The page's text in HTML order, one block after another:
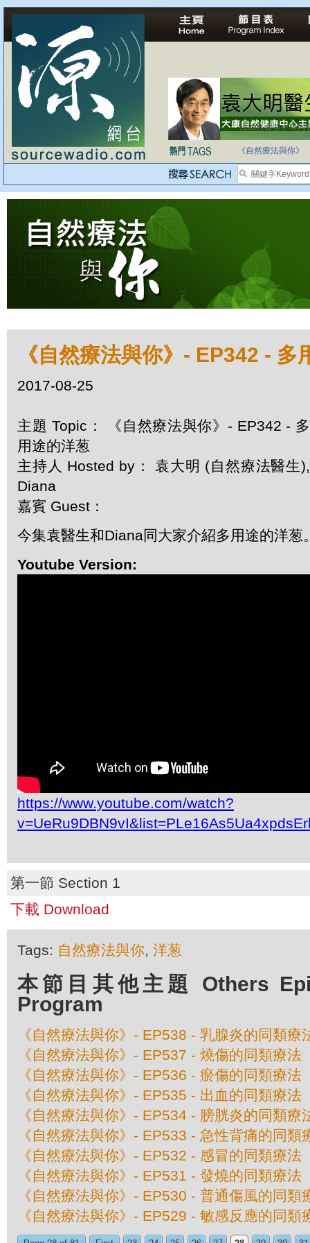
法治社會並不等同
《自然療法與你》
《自然療法與你》- EP342 - 多
2017-08-25
主題 Topic： 《自然療法與你》- EP342 - 多
用途的洋葱
主持人 Hosted by： 袁大明 (自然療法醫生),
Diana
嘉賓 Guest：
今集袁醫生和Diana同大家介紹多用途的洋葱
Youtube Version:
https://www.youtube.com/watch?
第一節 Section 1
下載 Download
Tags: 自然療法與你, 洋葱
本節目其他主題 Others
Program
《自然療法與你》- EP538 - 乳腺炎的同類療
《自然療法與你》- EP537 - 燒傷的同類療法
《自然療法與你》- EP536 - 瘀傷的同類療法
《自然療法與你》- EP535 - 出血的同類療法
《自然療法與你》- EP534 - 膀胱炎的同類療
《自然療法與你》- EP533 - 急性背痛的同類
《自然療法與你》- EP532 - 感冒的同類療法
《自然療法與你》- EP531 - 發燒的同類療法
《自然療法與你》- EP530 - 普通傷風的同類
《自然療法與你》- EP529 - 敏感反應的同類